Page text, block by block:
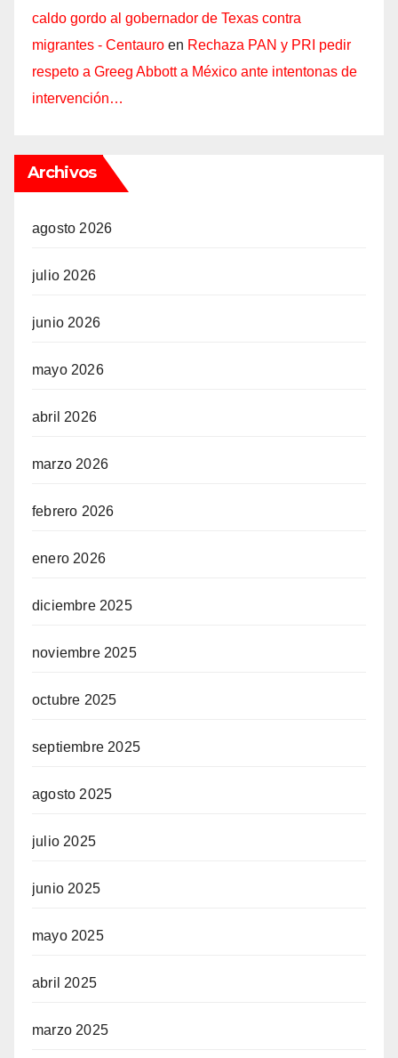
caldo gordo al gobernador de Texas contra
migrantes - Centauro en Rechaza PAN y PRI pedir
respeto a Greeg Abbott a México ante intentonas de
intervención…
Archivos
agosto 2026
julio 2026
junio 2026
mayo 2026
abril 2026
marzo 2026
febrero 2026
enero 2026
diciembre 2025
noviembre 2025
octubre 2025
septiembre 2025
agosto 2025
julio 2025
junio 2025
mayo 2025
abril 2025
marzo 2025